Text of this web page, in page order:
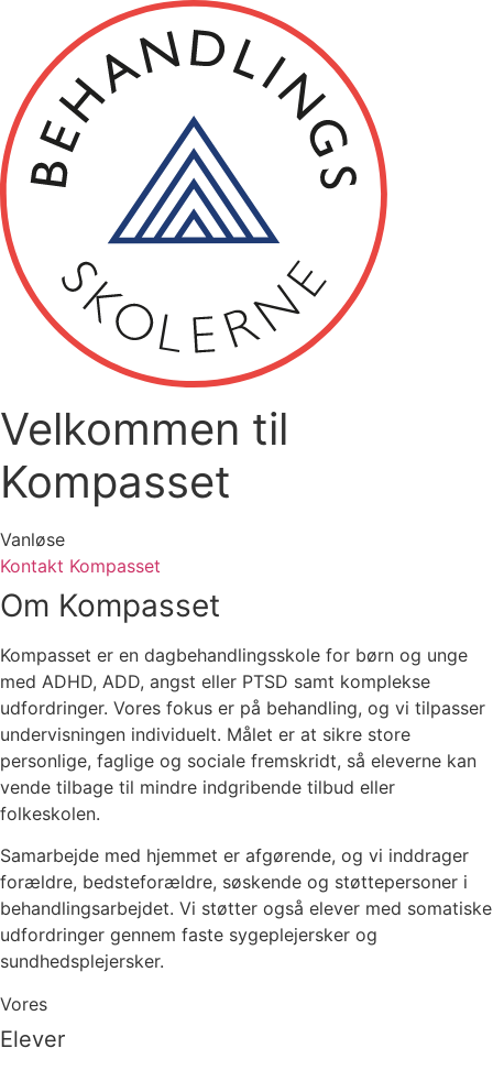
indhold
Velkommen til
Kompasset
Vanløse
Kontakt Kompasset
Om Kompasset
Kompasset er en dagbehandlingsskole for børn og unge
med ADHD, ADD, angst eller PTSD samt komplekse
udfordringer. Vores fokus er på behandling, og vi tilpasser
undervisningen individuelt. Målet er at sikre store
personlige, faglige og sociale fremskridt, så eleverne kan
vende tilbage til mindre indgribende tilbud eller
folkeskolen.
Samarbejde med hjemmet er afgørende, og vi inddrager
forældre, bedsteforældre, søskende og støttepersoner i
behandlingsarbejdet. Vi støtter også elever med somatiske
udfordringer gennem faste sygeplejersker og
sundhedsplejersker.
Vores
Elever